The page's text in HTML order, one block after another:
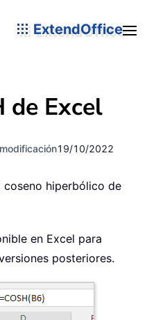
ExtendOffice
de Excel
19/10/2022
coseno hiperbólico de
en Excel para
posteriores.